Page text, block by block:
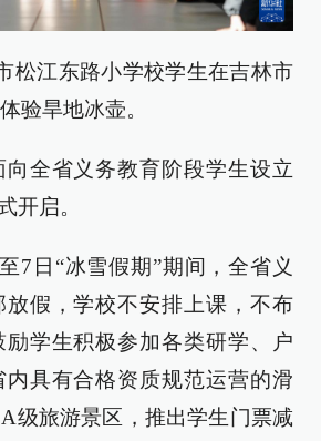
松江东路小学校学生在吉林市
验旱地冰壶。
全省义务教育阶段学生设立
开启。
7日“冰雪假期”期间，全省义
假，学校不安排上课，不布
学生积极参加各类研学、户
具有合格资质规范运营的滑
级旅游景区，推出学生门票减